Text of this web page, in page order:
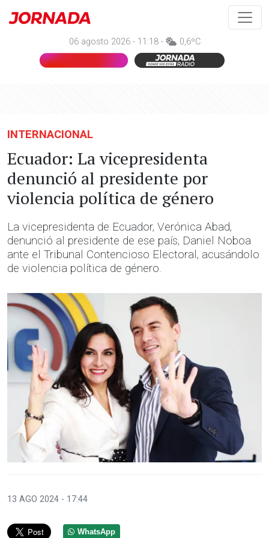
06 agosto 2026 - 11:18 - 0,6ºC
INTERNACIONAL
Ecuador: La vicepresidenta
denunció al presidente por
violencia política de género
La vicepresidenta de Ecuador, Verónica Abad,
denunció al presidente de ese país, Daniel Noboa
ante el Tribunal Contencioso Electoral, acusándolo
de violencia política de género.
13 AGO 2024 - 17:44
WhatsApp